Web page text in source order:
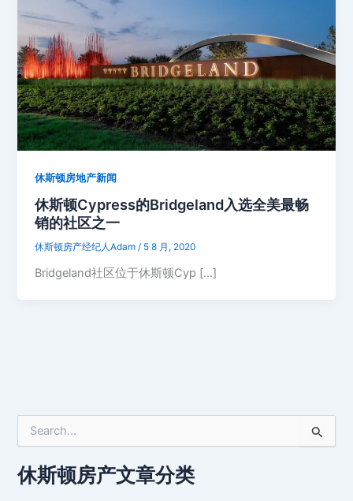
休斯顿房地产新闻
休斯顿Cypress的Bridgeland入选全美最畅
销的社区之一
休斯顿房产经纪人Adam/ 5 8 月, 2020
Bridgeland社区位于休斯顿Cyp […]
休斯顿房产文章分类